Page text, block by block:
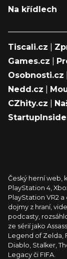
Na křídlech
Tiscali.cz
Games.cz
Osobnosti.cz
Nedd.cz
CZhity.cz
Český herní web,
PlayStation 4,
PlayStation VR2
dojmy z hraní,
podcasty,
ze sérií jako
Legend of Zelda,
Diablo, Stalker,
Legacy či FIFA.